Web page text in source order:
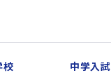
校 中学入試